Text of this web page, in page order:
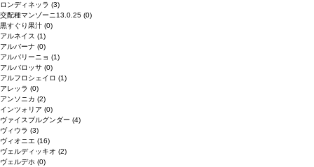
ロンディネッラ (3)
交配種マンゾーニ13.0.25 (0)
黒すぐり果汁 (0)
アルネイス (1)
アルバーナ (0)
アルバリーニョ (1)
アルバロッサ (0)
アルフロシェイロ (1)
アレッラ (0)
アンソニカ (2)
インツォリア (0)
ヴァイスブルグンダー (4)
ヴィウラ (3)
ヴィオニエ (16)
ヴェルディッキオ (2)
ヴェルデホ (0)